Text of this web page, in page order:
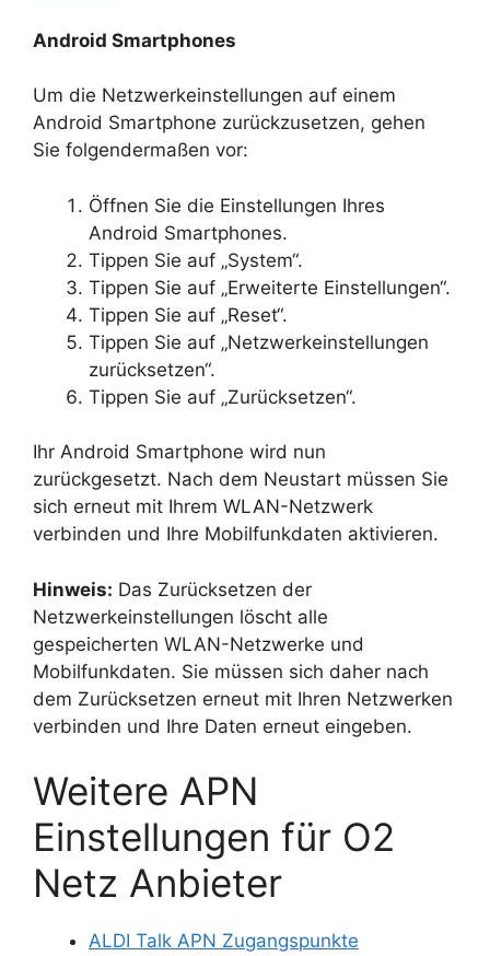
Android Smartphones
Um die Netzwerkeinstellungen auf einem
Android Smartphone zurückzusetzen, gehen
Sie folgendermaßen vor:
Öffnen Sie die Einstellungen Ihres
Android Smartphones.
Tippen Sie auf „System“.
Tippen Sie auf „Erweiterte Einstellungen“.
Tippen Sie auf „Reset“.
Tippen Sie auf „Netzwerkeinstellungen
zurücksetzen“.
Tippen Sie auf „Zurücksetzen“.
Ihr Android Smartphone wird nun
zurückgesetzt. Nach dem Neustart müssen Sie
sich erneut mit Ihrem WLAN-Netzwerk
verbinden und Ihre Mobilfunkdaten aktivieren.
Hinweis: Das Zurücksetzen der
Netzwerkeinstellungen löscht alle
gespeicherten WLAN-Netzwerke und
Mobilfunkdaten. Sie müssen sich daher nach
dem Zurücksetzen erneut mit Ihren Netzwerken
verbinden und Ihre Daten erneut eingeben.
Weitere APN
Einstellungen für O2
Netz Anbieter
ALDI Talk APN Zugangspunkte